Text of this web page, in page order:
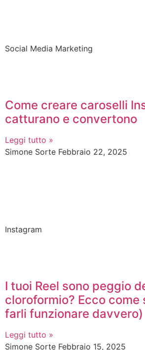
Social Media Marketing
Come creare caroselli
catturano e convertono
Leggi tutto »
Simone Sorte Febbraio 22, 2025
Instagram
I tuoi Reel sono peggio
cloroformio? Ecco come
farli funzionare davvero)
Leggi tutto »
Simone Sorte Febbraio 15, 2025